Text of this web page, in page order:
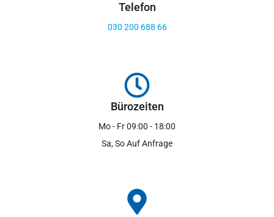
Telefon
030 200 688 66
Bürozeiten
Mo - Fr 09:00 - 18:00
Sa, So Auf Anfrage